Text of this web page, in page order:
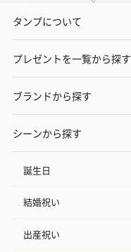
タンプについて
プレゼントを一覧から探す
ブランドから探す
シーンから探す
誕生日
結婚祝い
出産祝い